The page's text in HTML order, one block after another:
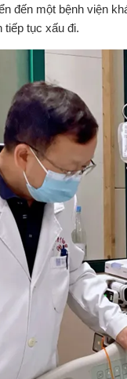
đến một bệnh viện
tiếp tục xấu đi.